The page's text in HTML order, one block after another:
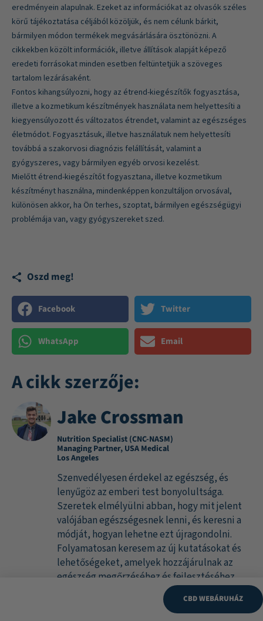
eredményein alapulnak. Ezeket az információkat az olvasók széles
körű tájékoztatása céljából közöljük, és nem célunk bárkit,
bármilyen módon termékek megvásárlására ösztönözni. A
cikkekben közölt információk, illetve állítások alapját képező
eredeti forrásokat minden esetben feltüntetjük a szöveges
tartalom lezárásaként.
Fontos kihangsúlyozni, hogy az étrend-kiegészítők fogyasztása,
illetve a kozmetikum készítmények használata nem helyettesíti a
kiegyensúlyozott és változatos étrendet, valamint az egészséges
életmódot. Fogyasztásuk, illetve használatuk nem helyettesíti
továbbá a szakorvosi diagnózis felállítását, valamint a
gyógyszeres, vagy bármilyen egyéb orvosi kezelést.
Mielőtt étrend-kiegészítőt fogyasztana, illetve kozmetikum
készítményt használna, mindenképpen konzultáljon orvosával,
különösen akkor, ha Ön terhes, szoptat, bármilyen egészségügyi
problémája van, vagy gyógyszereket szed.
Oszd meg!
Facebook Twitter
WhatsApp Email
A cikk szerzője:
Jake Crossman
Nutrition Specialist (CNC-NASM)
Managing Partner, USA Medical
Los Angeles
Szenvedélyesen érdekel az egészség, és
lenyűgöz az emberi test bonyolultsága.
Szeretek elmélyülni abban, hogy mit jelent
valójában egészségesnek lenni, és keresni a
módját, hogyan lehetne ezt újragondolni.
Folyamatosan keresem az új kutatásokat és
lehetőségeket, amelyek hozzájárulnak az
egészség megőrzéséhez és fejlesztéséhez.
Ugyanakkor egyértelmű, hogy valami nincs
rendben: a történelem legfejlettebb
CBD WEBÁRUHÁZ